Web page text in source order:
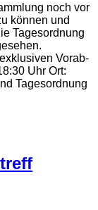
noch vor
können und
Tagesordnung
Vorab-
Uhr Ort:
Tagesordnung